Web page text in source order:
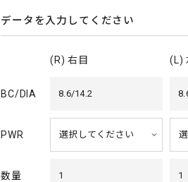
r
r
t
i
データを入力してください
(R) 右目 (L)
BC/DIA 8.6/14.2
PWR
数量 1 1